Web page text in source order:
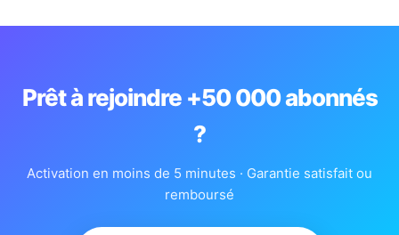
Prêt à rejoindre +50 000 abonnés
?
Activation en moins de 5 minutes · Garantie satisfait ou
remboursé